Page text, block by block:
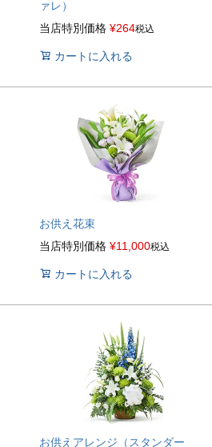
ァレ）
当店特別価格 ¥264税込
カートに入れる
お供え花束
当店特別価格 ¥11,000税込
カートに入れる
お供えアレンジ（スタンダー